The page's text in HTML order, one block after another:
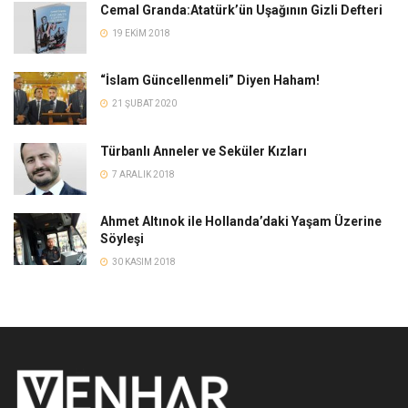
Cemal Granda:Atatürk’ün Uşağının Gizli Defteri
19 EKIM 2018
“İslam Güncellenmeli” Diyen Haham!
21 ŞUBAT 2020
Türbanlı Anneler ve Seküler Kızları
7 ARALIK 2018
Ahmet Altınok ile Hollanda’daki Yaşam Üzerine
Söyleşi
30 KASIM 2018